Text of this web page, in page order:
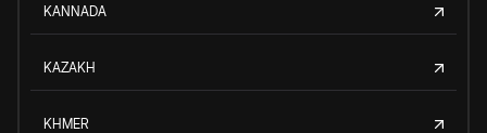
KANNADA
KAZAKH
KHMER